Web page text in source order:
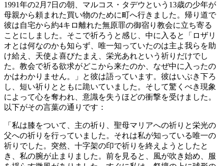
1991年の2月7日の朝、マルコス・タデウという13歳の少年が
母親から頼まれた買い物のために町へ行きました。帰り道で
彼は自宅から約4キロ離れた無原罪の御宿り教会に立ち寄る
ことにしました。そこで祈ろうと感じ、中に入ると「ロザリ
オとは何なのかも知らず、唯一知っていたのは主よ我らを助
け給え、天使よ喜びたまえ、栄光あれという祈りだけでし
た。教会で祈る欲求がどこから来たのか、なぜ中に入ったの
かはわかりません。」と彼は語っています。彼はいぶき下ろ
し、短い祈りとともに跪いていました。そして驚くべき現象
によって心を奪われ、意識を失うほどの衝撃を受けました。
以下がその言葉の通りです：
「私は膝をついて、主の祈り、聖母マリアへの祈りと栄光の
父への祈りを行っていました。それは私が知っている唯一の
祈りでした。突然、十字架の印で祈りを終えようとしたと
き、私の腕が止まりました。前を見ると、風が吹き始め、服